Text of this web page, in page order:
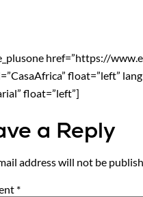
href=”https://
float=”left”
float=”left”]
a Reply
address will not be
*